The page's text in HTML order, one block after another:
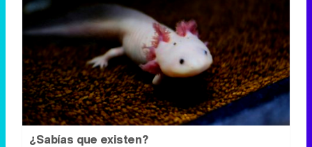
¿Sabías que existen?